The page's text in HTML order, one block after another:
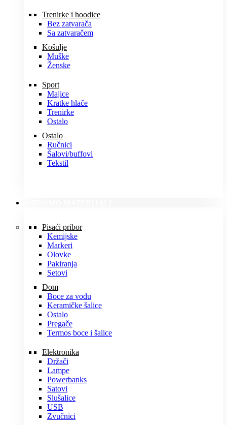
Trenirke i hoodice
Bez zatvarača
Sa zatvaračem
Košulje
Muške
Ženske
Sport
Majice
Kratke hlače
Trenirke
Ostalo
Ostalo
Ručnici
Šalovi/buffovi
Tekstil
Pisaći pribor
Kemijske
Markeri
Olovke
Pakiranja
Setovi
Dom
Boce za vodu
Keramičke šalice
Ostalo
Pregače
Termos boce i šalice
Elektronika
Držači
Lampe
Powerbanks
Satovi
Slušalice
USB
Zvučnici